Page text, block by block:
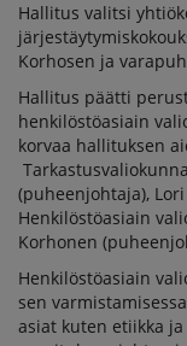
Hallitus valitsi
Korhosen ja
Hallitus päätti
henkilöstöasiain
korvaa hallituksen
(puheenjohtaja),
Henkilöstöasiain
Korhonen
Henkilöstöasiain
sen
asiat kuten etiikka